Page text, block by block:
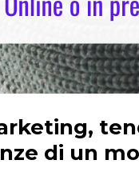
di un